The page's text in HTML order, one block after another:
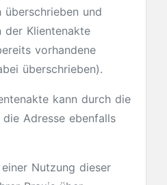
überschrieben und
der Klientenakte
vorhandene
überschrieben).
kann durch die
Adresse ebenfalls
Nutzung dieser